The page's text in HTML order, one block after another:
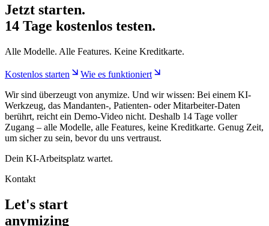
Jetzt starten.
14 Tage kostenlos testen.
Alle Modelle. Alle Features. Keine Kreditkarte.
Kostenlos starten
Wie es funktioniert
Wir sind überzeugt von anymize. Und wir wissen: Bei einem KI-
Werkzeug, das Mandanten-, Patienten- oder Mitarbeiter-Daten
berührt, reicht ein Demo-Video nicht. Deshalb 14 Tage voller
Zugang – alle Modelle, alle Features, keine Kreditkarte. Genug Zeit,
um sicher zu sein, bevor du uns vertraust.
Dein KI-Arbeitsplatz wartet.
Kontakt
Let's start
anymizing